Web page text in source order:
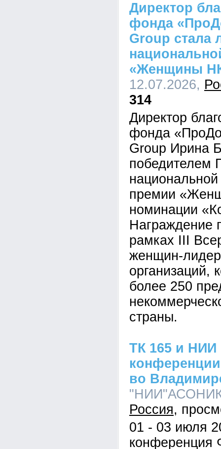
Директор
фонда
Group стала
«Женщины
12.07.2026,
314
Директор
фонда
Group Ирина
победителем
премии
номинации
Награждение
рамках III
женщин-
организаций,
более 250
страны.
ТК 165 и
во
Россия
01 - 03 июля
конференция